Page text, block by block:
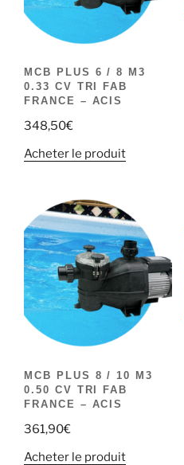
MCB PLUS 6 / 8 M3
0.33 CV TRI FAB
FRANCE – ACIS
348,50€
Acheter le produit
MCB PLUS 8 / 10 M3
0.50 CV TRI FAB
FRANCE – ACIS
361,90€
Acheter le produit